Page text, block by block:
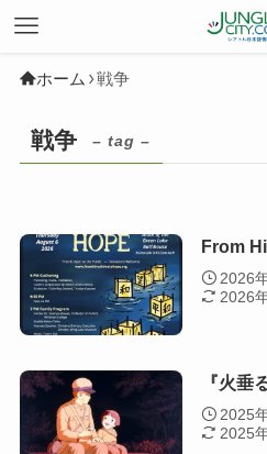
ホーム 戦争
戦争 – tag –
From
2026
2026
『火垂
2025
2025